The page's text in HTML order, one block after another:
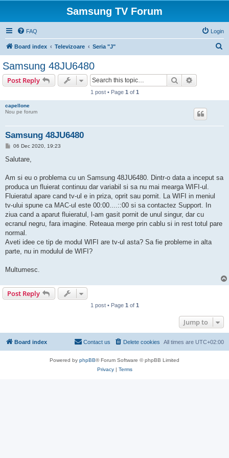
Samsung TV Forum
FAQ Login
Board index Televizoare Seria "J"
Samsung 48JU6480
Post Reply Search
1 post • Page 1 of 1
capellone
Nou pe forum
Samsung 48JU6480
P
s
06 Dec 2020, 19:23
Salutare,
Am si eu o problema cu un Samsung 48JU6480. Dintr-o data a inceput sa
produca un fluierat continuu dar variabil si sa nu mai mearga WIFI-ul.
Fluieratul apare cand tv-ul e in priza, oprit sau pornit. La WIFI in meniul
tv-ului spune ca MAC-ul este 00:00....::00 si sa contactez Support. In
ziua cand a aparut fluieratul, l-am gasit pornit de unul singur, dar cu
ecranul negru, fara imagine. Reteaua merge prin cablu si in rest totul pare
normal.
Aveti idee ce tip de modul WIFI are tv-ul asta? Sa fie probleme in alta
parte, nu in modulul de WIFI?
Multumesc.
Post Reply
1 post • Page 1 of 1
Jump to
Board index All times are UTC+02:00
Delete cookies
Contact us
Powered by phpBB® Forum Software © phpBB Limited
Privacy| Terms